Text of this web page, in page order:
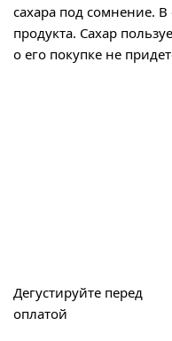
сахара под сомнение.
продукта. Сахар
о его покупке не
Дегустируйте перед
оплатой